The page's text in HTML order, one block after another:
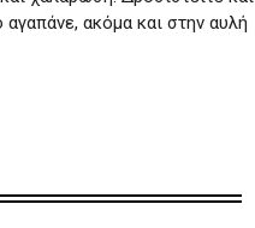
ακόμα και στην αυλή